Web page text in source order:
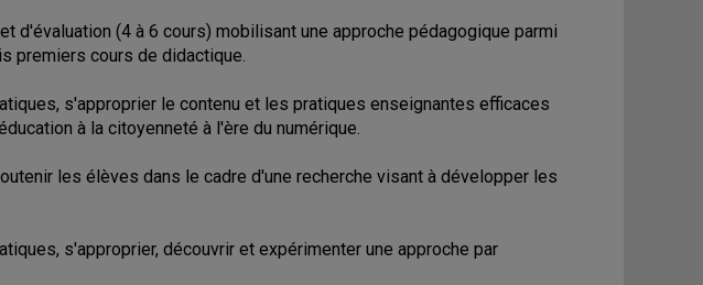
d'évaluation (4 à 6 cours) mobilisant une approche pédagogique parmi
premiers cours de didactique.
s'approprier le contenu et les pratiques enseignantes efficaces
à la citoyenneté à l'ère du numérique.
les élèves dans le cadre d'une recherche visant à développer les
s'approprier, découvrir et expérimenter une approche par